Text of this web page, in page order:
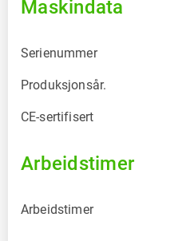
Maskindata
Serienummer
Produksjonsår.
CE-sertifisert
Arbeidstimer
Arbeidstimer